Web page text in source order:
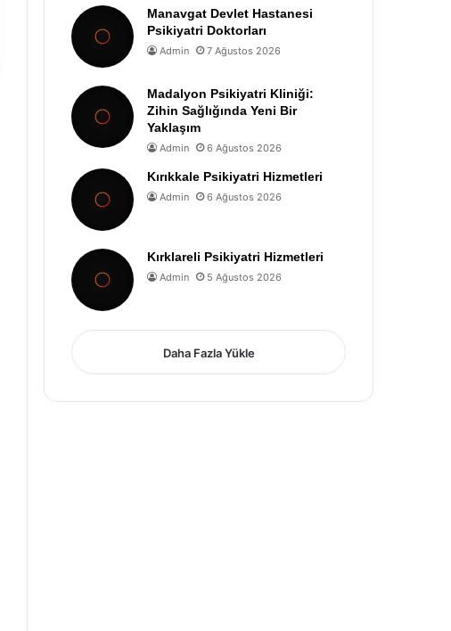
Manavgat Devlet Hastanesi
Psikiyatri Doktorları
Admin 7 Ağustos 2026
Madalyon Psikiyatri Kliniği:
Zihin Sağlığında Yeni Bir
Yaklaşım
Admin 6 Ağustos 2026
Kırıkkale Psikiyatri Hizmetleri
Admin 6 Ağustos 2026
Kırklareli Psikiyatri Hizmetleri
Admin 5 Ağustos 2026
Daha Fazla Yükle